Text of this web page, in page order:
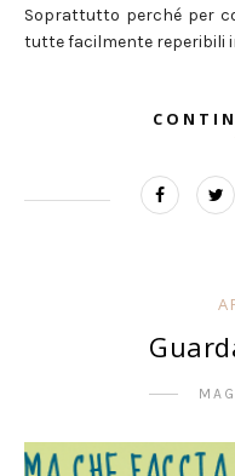
Soprattutto perché per
tutte facilmente reperibili